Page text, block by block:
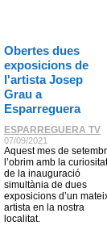
Obertes dues
exposicions de
l'artista Josep
Grau a
Esparreguera
ESPARREGUERA TV
07/09/2021
Aquest mes de
l’obrim amb la curiositat
de la inauguració
simultània de dues
exposicions d’un
artista en la nostra
localitat.